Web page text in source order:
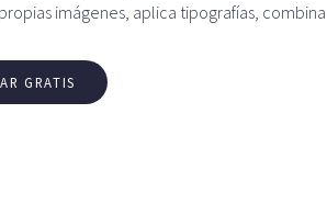
imágenes, aplica tipografías,
GRATIS